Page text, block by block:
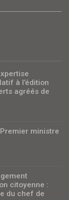
à l’édition
agréés de
ministre
citoyenne :
du chef de